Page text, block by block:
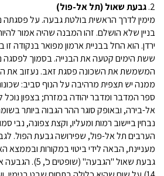
2. גבעת שאול (תל אל-פול)
מימין לדרך הראשית בולטת גבעה. על פסגתה
בניין שלא הושלם. זהו המבנה שהיה אמור
ששת הימים קטעה את הבנייה. בסמוך לפסגה
המשמשת את השכונה פסגת זאב. נעזוב את
ממנה יש תצפית מרהיבה על הנוף סביב:
ספר המדבר ומדבר יהודה במזרח; בצפון
אל-בירה, ובאופק סוגר ההר הגבוה ביותר
נבחין ביישוב רמות ומעליו, וקצת צפונה, נבי
הערבים תל אל-פול, שפירושה גבעת הפול.
מעניינת, הבאה לידי ביטוי במקורות ובממצא
גבעת שאול "הגבעה"